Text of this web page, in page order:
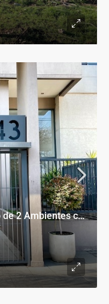
OPORTUNIDAD!!! Departamento de 2 Ambientes con Cochera en Banfield Este